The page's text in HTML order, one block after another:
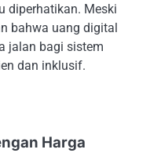
diperhatikan. Meski
bahwa uang digital
jalan bagi sistem
dan inklusif.
Harga